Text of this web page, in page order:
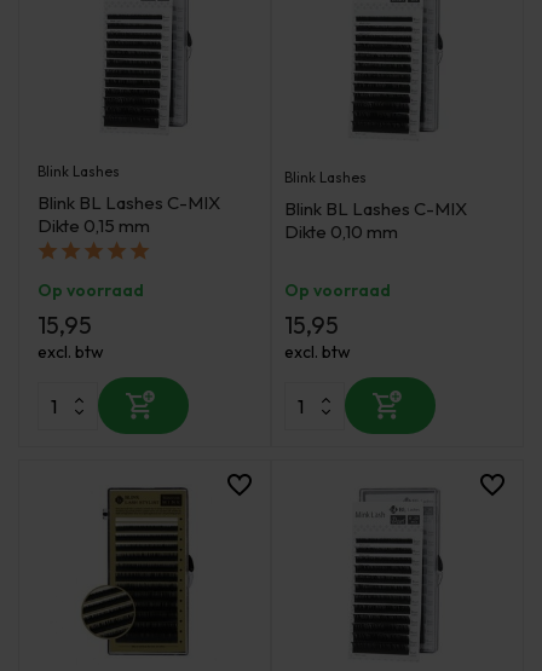
Blink Lashes
Blink BL Lashes C-MIX
Dikte 0,15 mm
Op voorraad
15,95
excl. btw
Blink Lashes
Blink BL Lashes C-MIX
Dikte 0,10 mm
Op voorraad
15,95
excl. btw